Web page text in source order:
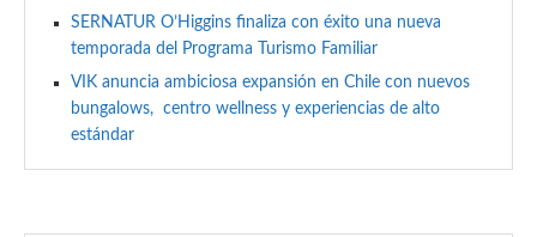
SERNATUR O’Higgins finaliza con éxito una nueva
temporada del Programa Turismo Familiar
VIK anuncia ambiciosa expansión en Chile con nuevos
bungalows, centro wellness y experiencias de alto
estándar